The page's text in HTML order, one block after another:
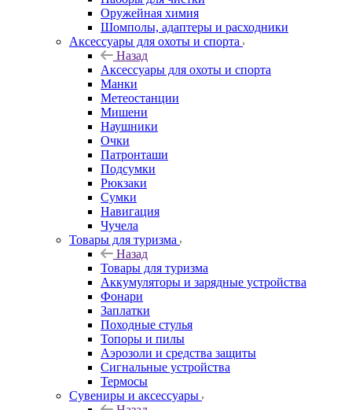
Оружейная химия
Шомполы, адаптеры и расходники
Аксессуары для охоты и спорта
Назад
Аксессуары для охоты и спорта
Манки
Метеостанции
Мишени
Наушники
Очки
Патронташи
Подсумки
Рюкзаки
Сумки
Навигация
Чучела
Товары для туризма
Назад
Товары для туризма
Аккумуляторы и зарядные устройства
Фонари
Заплатки
Походные стулья
Топоры и пилы
Аэрозоли и средства защиты
Сигнальные устройства
Термосы
Сувениры и аксессуары